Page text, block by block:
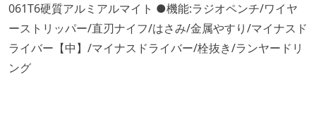
061T6硬質アルミアルマイト ●機能:ラジオペンチ/ワイヤ
ーストリッパー/直刃ナイフ/はさみ/金属やすり/マイナスド
ライバー【中】/マイナスドライバー/栓抜き/ランヤードリ
ング